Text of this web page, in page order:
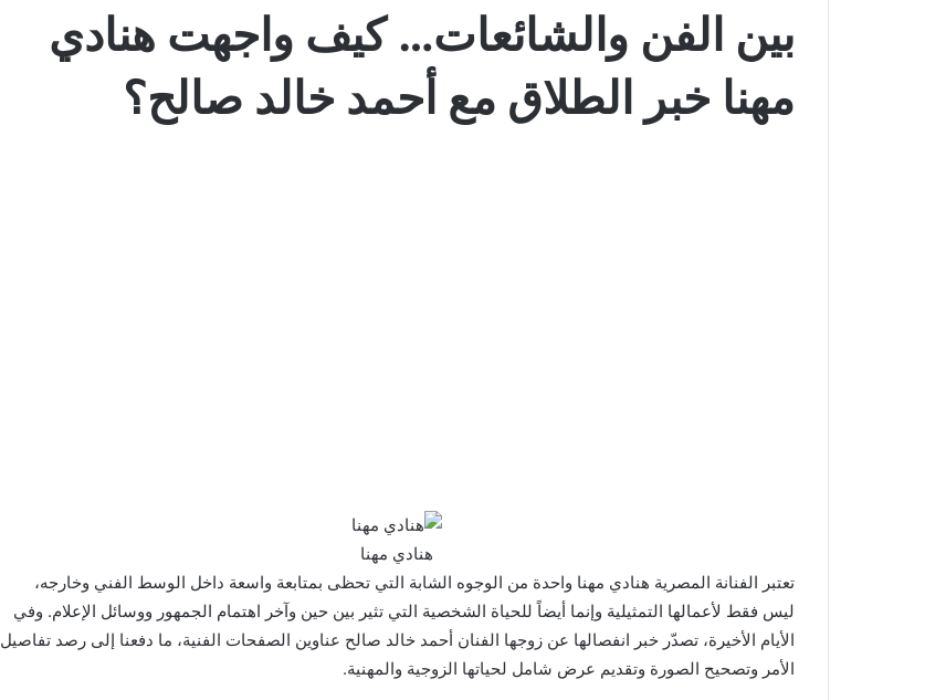
بين الفن والشائعات… كيف واجهت هنادي
مهنا خبر الطلاق مع أحمد خالد صالح؟
هنادي مهنا
تعتبر الفنانة المصرية هنادي مهنا واحدة من الوجوه الشابة التي تحظى بمتابعة واسعة داخل الوسط الفني وخارجه،
ليس فقط لأعمالها التمثيلية وإنما أيضاً للحياة الشخصية التي تثير بين حين وآخر اهتمام الجمهور ووسائل الإعلام. وفي
الأيام الأخيرة، تصدّر خبر انفصالها عن زوجها الفنان أحمد خالد صالح عناوين الصفحات الفنية، ما دفعنا إلى رصد تفاصيل
الأمر وتصحيح الصورة وتقديم عرض شامل لحياتها الزوجية والمهنية.